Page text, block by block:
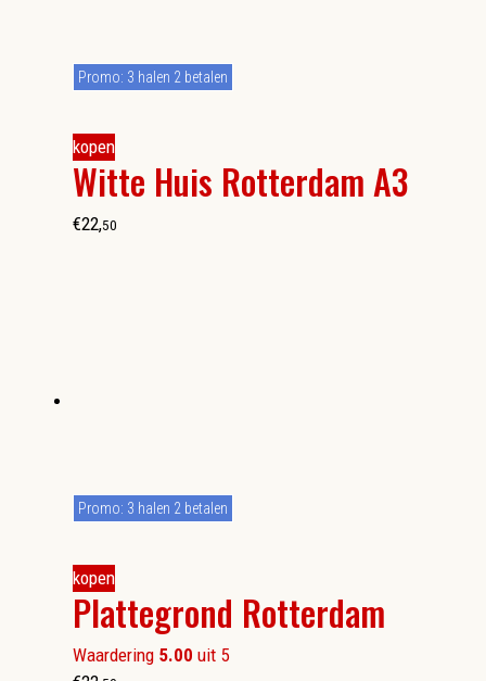
kopen
Witte Huis Rotterdam A3
Promo: 3 halen 2 betalen
€22,50
kopen
Plattegrond Rotterdam
Waardering 5.00 uit 5
Promo: 3 halen 2 betalen